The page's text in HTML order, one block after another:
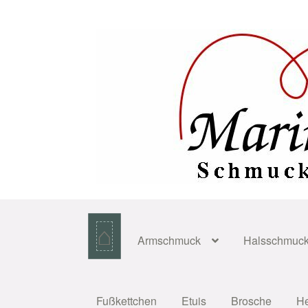
⌂ Armschmuck
Fußkettchen Etuis Brosche